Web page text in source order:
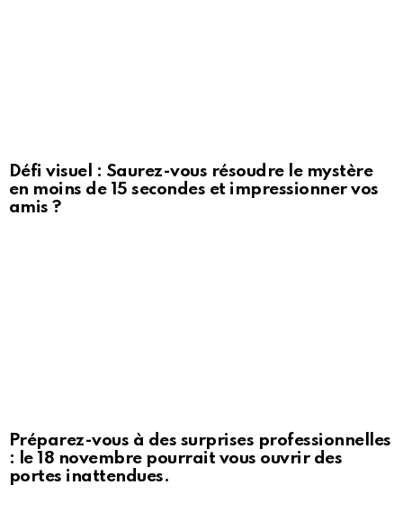
Défi visuel : Saurez-vous résoudre le mystère
en moins de 15 secondes et impressionner vos
amis ?
Préparez-vous à des surprises professionnelles
: le 18 novembre pourrait vous ouvrir des
portes inattendues.